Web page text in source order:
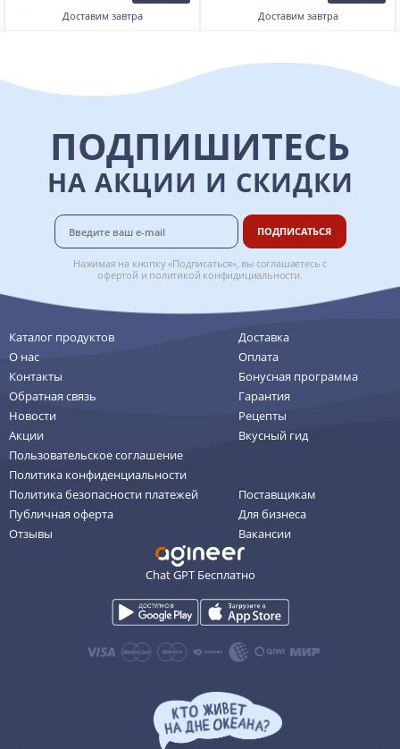
Доставим завтра Доставим завтра
ПОДПИШИТЕСЬ
НА АКЦИИ И СКИДКИ
ПОДПИСАТЬСЯ
Нажимая на кнопку «Подписаться», вы соглашаетесь с
офертой и политикой конфидициальности.
Каталог продуктов
О нас
Контакты
Обратная связь
Новости
Акции
Пользовательское соглашение
Политика конфиденциальности
Политика безопасности платежей
Публичная оферта
Отзывы
Доставка
Оплата
Бонусная программа
Гарантия
Рецепты
Вкусный гид
Поставщикам
Для бизнеса
Вакансии
Chat GPT Бесплатно